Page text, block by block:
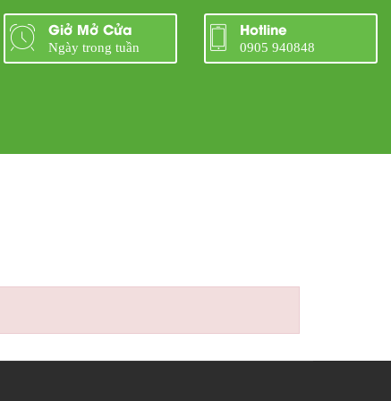
Giở Mở Cửa
Ngày trong tuần
Hotline
0905 940848